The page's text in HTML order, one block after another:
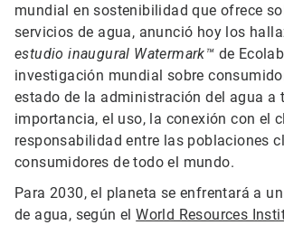
mundial en sostenibilidad que ofrece
servicios de agua, anunció hoy los
estudio inaugural Watermark™ de
investigación mundial sobre
estado de la administración del agua a
importancia, el uso, la conexión con el
responsabilidad entre las poblaciones
consumidores de todo el mundo.
Para 2030, el planeta se enfrentará a
de agua, según elWorld Resources